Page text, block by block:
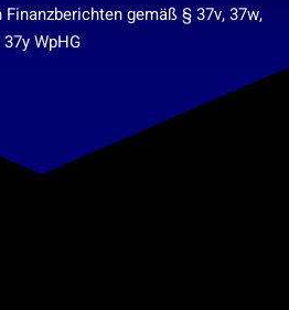
gemäß § 37v, 37w,
37y WpHG